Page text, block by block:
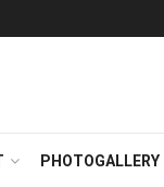
PHOTOGALLERY